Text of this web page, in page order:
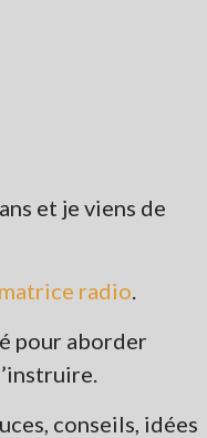
et je viens de
radio
pour aborder
conseils, idées